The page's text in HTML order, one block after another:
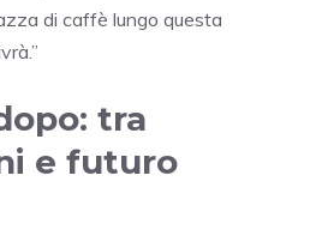
di caffè lungo questa
tra
e futuro